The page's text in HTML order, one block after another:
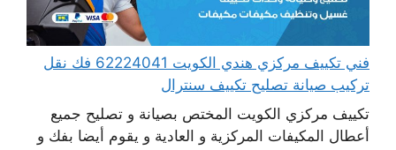
فني تكييف مركزي هندي الكويت 62224041 فك نقل
تركيب صيانة تصليح تكييف سنترال
تكييف مركزي الكويت المختص بصيانة و تصليح جميع
أعطال المكيفات المركزية و العادية و يقوم أيضا بفك و